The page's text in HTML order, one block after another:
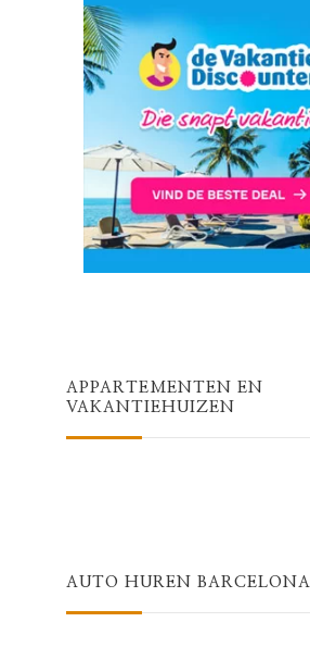
APPARTEMENTEN EN
VAKANTIEHUIZEN
AUTO HUREN BARCELONA